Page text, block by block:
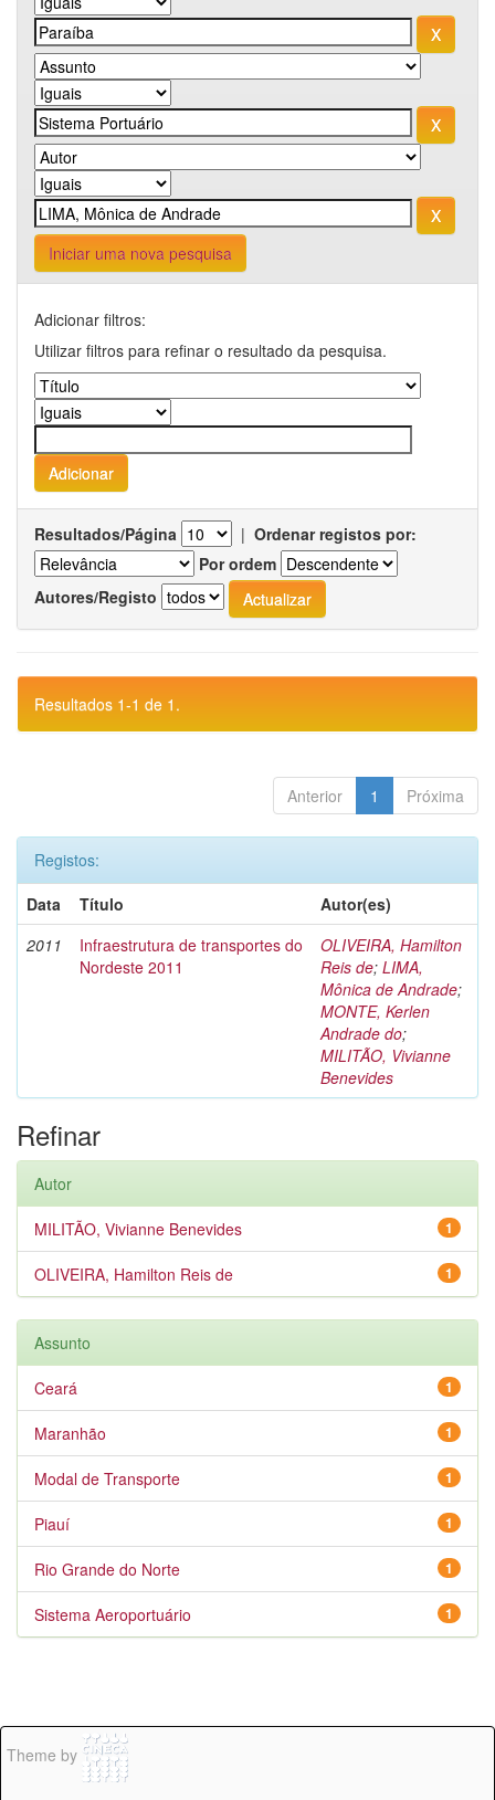
Iniciar uma nova pesquisa
Adicionar filtros:
Utilizar filtros para refinar o resultado da pesquisa.
Resultados/Página | Ordenar registos por:
Por ordem
Autores/Registo
Resultados 1-1 de 1.
Anterior 1 Próxima
Registos:
Data
Título
Autor(es)
2011
Infraestrutura de transportes do
Nordeste 2011
OLIVEIRA, Hamilton
Reis de; LIMA,
Mônica de Andrade;
MONTE, Kerlen
Andrade do;
MILITÃO, Vivianne
Benevides
Refinar
Autor
1
MILITÃO, Vivianne Benevides
1
OLIVEIRA, Hamilton Reis de
Assunto
1
Ceará
1
Maranhão
1
Modal de Transporte
1
Piauí
1
Rio Grande do Norte
1
Sistema Aeroportuário
Theme by